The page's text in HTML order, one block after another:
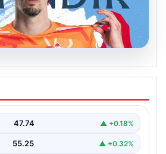
Bayındır Transferini
Duyurdu
resmi olarak duyurdu.
47.74 ▲ +0.18%
55.25 ▲ +0.32%